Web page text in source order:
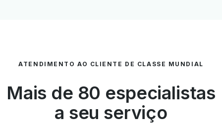
ATENDIMENTO AO CLIENTE DE CLASSE MUNDIAL
Mais de 80 especialistas
a seu serviço